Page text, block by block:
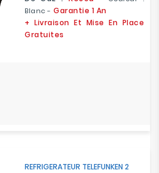
Blanc - Garantie 1 An
+ Livraison Et Mise En Place
Gratuites
REFRIGERATEUR TELEFUNKEN 2